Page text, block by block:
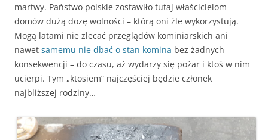
martwy. Państwo polskie zostawiło tutaj właścicielom
domów dużą dozę wolności – którą oni źle wykorzystują.
Mogą latami nie zlecać przeglądów kominiarskich ani
nawet samemu nie dbać o stan komina bez żadnych
konsekwencji – do czasu, aż wydarzy się pożar i ktoś w nim
ucierpi. Tym „ktosiem” najczęściej będzie członek
najbliższej rodziny…